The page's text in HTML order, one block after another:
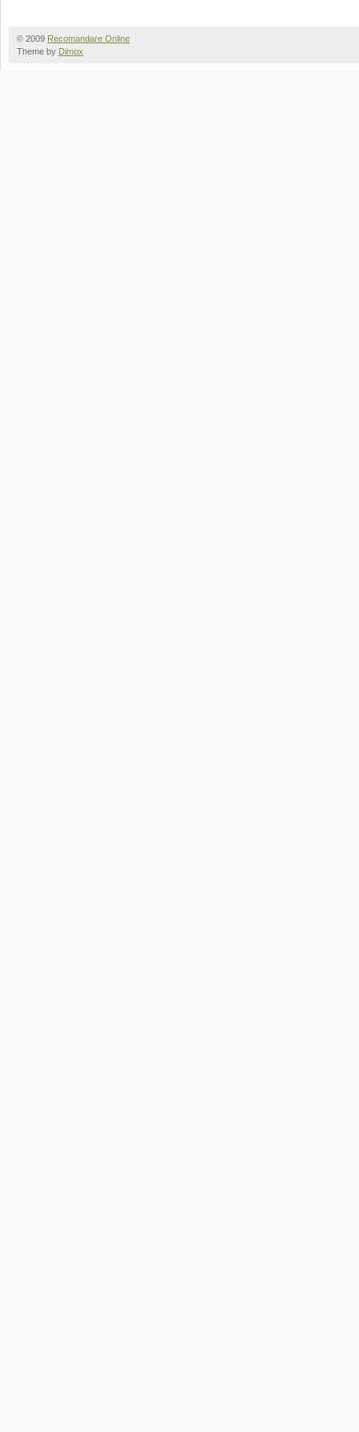
© 2009 Recomandare Online
Theme by Dimox